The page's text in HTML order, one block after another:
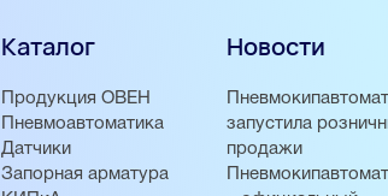
Каталог
Продукция ОВЕН
Пневмоавтоматика
Датчики
Запорная арматура
Новости
запустила
продажи